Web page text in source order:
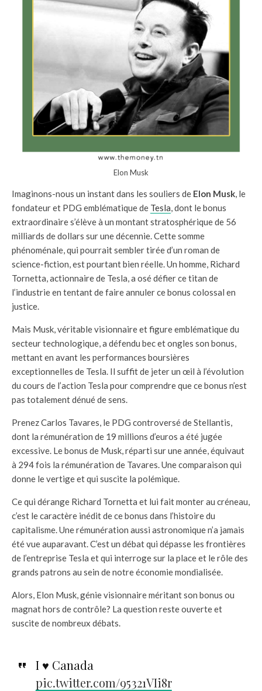
Elon Musk
Imaginons-nous un instant dans les souliers de Elon Musk , le
fondateur et PDG emblématique de Tesla , dont le bonus
extraordinaire s’élève à un montant stratosphérique de 56
milliards de dollars sur une décennie. Cette somme
phénoménale, qui pourrait sembler tirée d’un roman de
science-fiction, est pourtant bien réelle. Un homme, Richard
Tornetta, actionnaire de Tesla, a osé défier ce titan de
l’industrie en tentant de faire annuler ce bonus colossal en
justice.
Mais Musk, véritable visionnaire et figure emblématique du
secteur technologique, a défendu bec et ongles son bonus,
mettant en avant les performances boursières
exceptionnelles de Tesla. Il suffit de jeter un œil à l’évolution
du cours de l’action Tesla pour comprendre que ce bonus n’est
pas totalement dénué de sens.
Prenez Carlos Tavares, le PDG controversé de Stellantis,
dont la rémunération de 19 millions d’euros a été jugée
excessive. Le bonus de Musk, réparti sur une année, équivaut
à 294 fois la rémunération de Tavares. Une comparaison qui
donne le vertige et qui suscite la polémique.
Ce qui dérange Richard Tornetta et lui fait monter au créneau,
c’est le caractère inédit de ce bonus dans l’histoire du
capitalisme. Une rémunération aussi astronomique n’a jamais
été vue auparavant. C’est un débat qui dépasse les frontières
de l’entreprise Tesla et qui interroge sur la place et le rôle des
grands patrons au sein de notre économie mondialisée.
Alors, Elon Musk, génie visionnaire méritant son bonus ou
magnat hors de contrôle? La question reste ouverte et
suscite de nombreux débats.
I ♥️ Canada
pic.twitter.com/95321VIi8r